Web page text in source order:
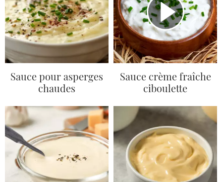
Sauce pour asperges
chaudes
Sauce crème fraîche
ciboulette